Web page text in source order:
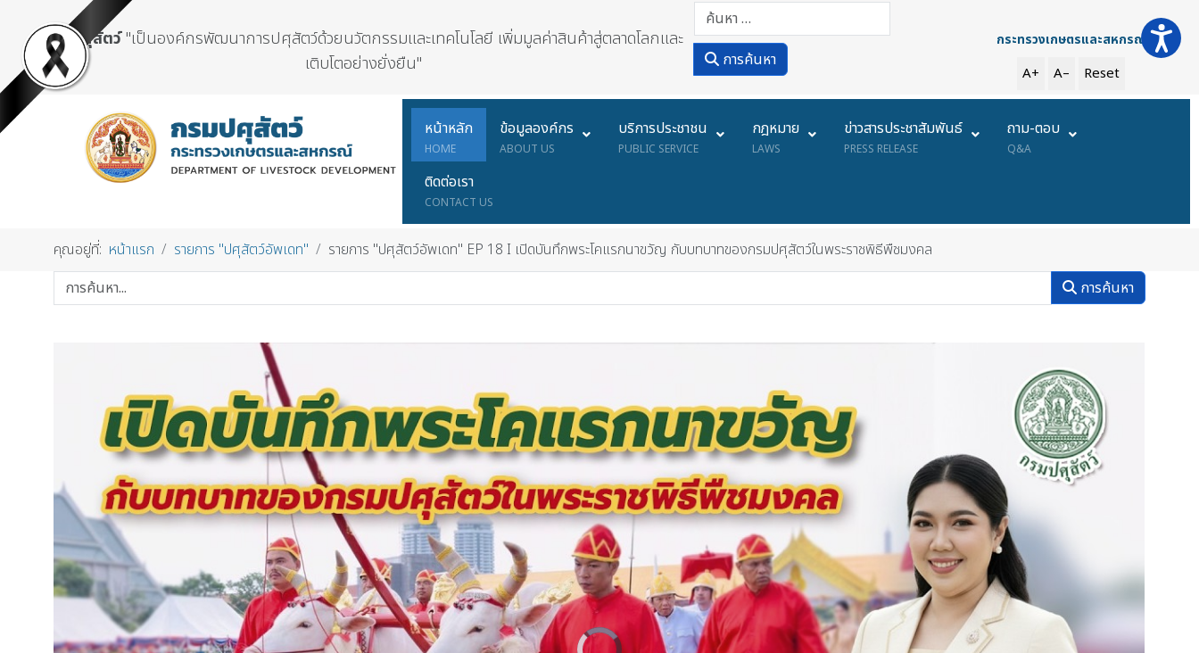
กรมปศุสัตว์"เป็นองค์กรพัฒนาการปศุสัตว์ด้วยนวัตกรรมและเทคโนโลยี เพิ่มมูลค่าสินค้าสู่ตลาดโลกและ
เติบโตอย่างยั่งยืน"
การค้นหา
กระทรวงเกษตรและสหกรณ์
A+ A– Reset
หน้าหลัก
HOME
ข้อมูลองค์กร
ABOUT US
บริการประชาชน
PUBLIC SERVICE
กฎหมาย
LAWS
ข่าวสารประชาสัมพันธ์
PRESS RELEASE
ถาม-ตอบ
Q&A
ติดต่อเรา
CONTACT US
คุณอยู่ที่: หน้าแรก รายการ "ปศุสัตว์อัพเดท"
รายการ "ปศุสัตว์อัพเดท" EP 18 I เปิดบันทึกพระโคแรกนาขวัญ กับบทบาทของกรมปศุสัตว์ในพระราชพิธีพืชมงคล
การค้นหา